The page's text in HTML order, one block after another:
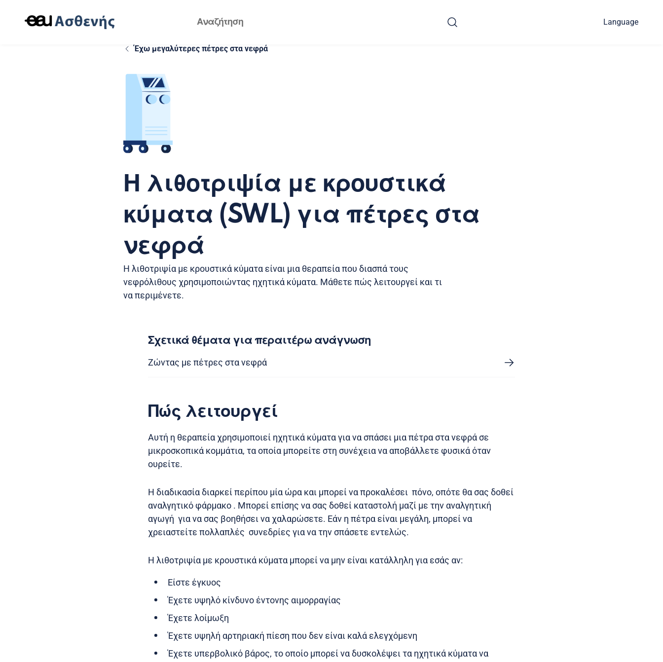
Language
Έχω μεγαλύτερες πέτρες στα νεφρά
Η λιθοτριψία με κρουστικά
κύματα (SWL) για πέτρες στα
νεφρά
Η λιθοτριψία με κρουστικά κύματα είναι μια θεραπεία που διασπά τους
νεφρόλιθους χρησιμοποιώντας ηχητικά κύματα. Μάθετε πώς λειτουργεί και τι
να περιμένετε.
Σχετικά θέματα για περαιτέρω ανάγνωση
Ζώντας με πέτρες στα νεφρά
Πώς λειτουργεί
Αυτή η θεραπεία χρησιμοποιεί ηχητικά κύματα για να σπάσει μια πέτρα στα νεφρά σε
μικροσκοπικά κομμάτια, τα οποία μπορείτε στη συνέχεια να αποβάλλετε φυσικά όταν
ουρείτε.
Η διαδικασία διαρκεί περίπου μία ώρα και μπορεί να προκαλέσει πόνο, οπότε θα σας δοθεί
αναλγητικό φάρμακο . Μπορεί επίσης να σας δοθεί καταστολή μαζί με την αναλγητική
αγωγή για να σας βοηθήσει να χαλαρώσετε. Εάν η πέτρα είναι μεγάλη, μπορεί να
χρειαστείτε πολλαπλές συνεδρίες για να την σπάσετε εντελώς.
Η λιθοτριψία με κρουστικά κύματα μπορεί να μην είναι κατάλληλη για εσάς αν:
Είστε έγκυος
Έχετε υψηλό κίνδυνο έντονης αιμορραγίας
Έχετε λοίμωξη
Έχετε υψηλή αρτηριακή πίεση που δεν είναι καλά ελεγχόμενη
Έχετε υπερβολικό βάρος, το οποίο μπορεί να δυσκολέψει τα ηχητικά κύματα να